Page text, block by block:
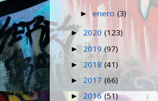
►enero(3)
► 2020 (123)
► 2019(97)
► 2018 (41)
► 2017(66)
► 2016(51)